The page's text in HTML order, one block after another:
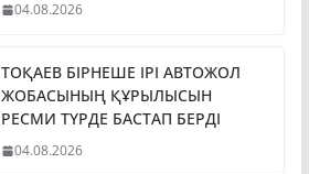
04.08.2026
ТОҚАЕВ БІРНЕШЕ ІРІ АВТОЖОЛ
ЖОБАСЫНЫҢ ҚҰРЫЛЫСЫН
РЕСМИ ТҮРДЕ БАСТАП БЕРДІ
04.08.2026